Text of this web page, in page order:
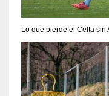
Lo que pierde el Celta sin